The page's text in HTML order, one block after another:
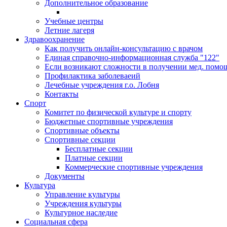
Дополнительное образование
Учебные центры
Летние лагеря
Здравоохранение
Как получить онлайн-консультацию с врачом
Единая справочно-информационная служба "122"
Если возникают сложности в получении мед.
Профилактика заболеваеий
Лечебные учреждения г.о. Лобня
Контакты
Спорт
Комитет по физической культуре и спорту
Бюджетные спортивные учреждения
Спортивные объекты
Спортивные секции
Бесплатные секции
Платные секции
Коммерческие спортивные учреждения
Документы
Культура
Управление культуры
Учреждения культуры
Культурное наследие
Социальная сфера